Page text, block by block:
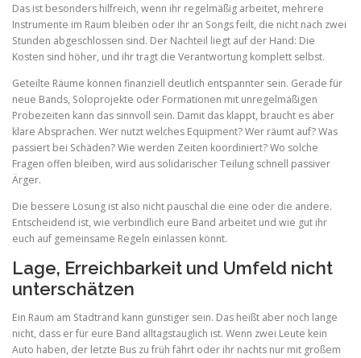
Das ist besonders hilfreich, wenn ihr regelmäßig arbeitet, mehrere
Instrumente im Raum bleiben oder ihr an Songs feilt, die nicht nach zwei
Stunden abgeschlossen sind. Der Nachteil liegt auf der Hand: Die
Kosten sind höher, und ihr tragt die Verantwortung komplett selbst.
Geteilte Räume können finanziell deutlich entspannter sein. Gerade für
neue Bands, Soloprojekte oder Formationen mit unregelmäßigen
Probezeiten kann das sinnvoll sein. Damit das klappt, braucht es aber
klare Absprachen. Wer nutzt welches Equipment? Wer räumt auf? Was
passiert bei Schäden? Wie werden Zeiten koordiniert? Wo solche
Fragen offen bleiben, wird aus solidarischer Teilung schnell passiver
Ärger.
Die bessere Lösung ist also nicht pauschal die eine oder die andere.
Entscheidend ist, wie verbindlich eure Band arbeitet und wie gut ihr
euch auf gemeinsame Regeln einlassen könnt.
Lage, Erreichbarkeit und Umfeld nicht
unterschätzen
Ein Raum am Stadtrand kann günstiger sein. Das heißt aber noch lange
nicht, dass er für eure Band alltagstauglich ist. Wenn zwei Leute kein
Auto haben, der letzte Bus zu früh fährt oder ihr nachts nur mit großem